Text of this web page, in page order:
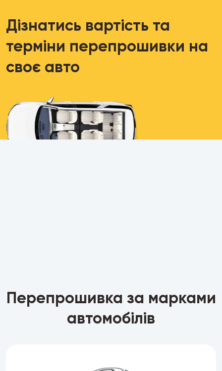
Дізнатись вартість та
терміни перепрошивки на
своє авто
Перепрошивка за марками
автомобілів